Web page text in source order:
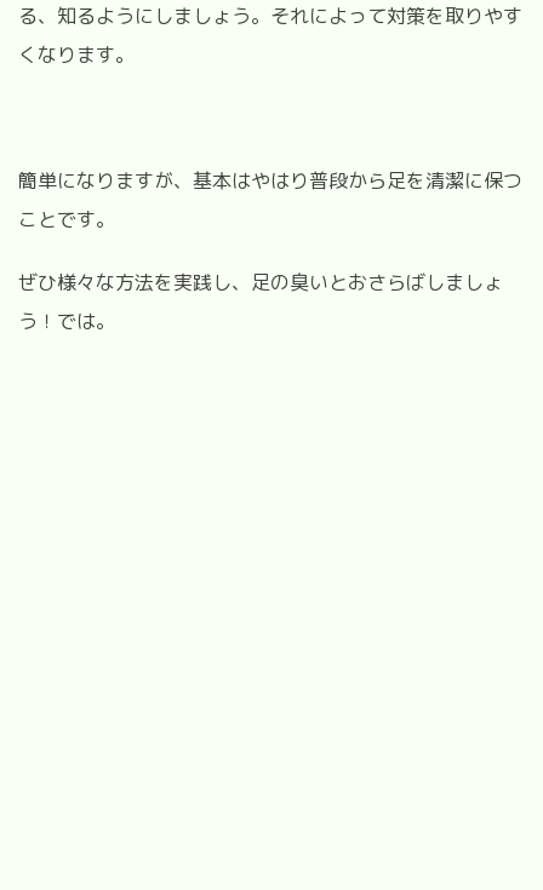
る、知るようにしましょう。それによって対策を取りやす
くなります。
簡単になりますが、基本はやはり普段から足を清潔に保つ
ことです。
ぜひ様々な方法を実践し、足の臭いとおさらばしましょ
う！では。